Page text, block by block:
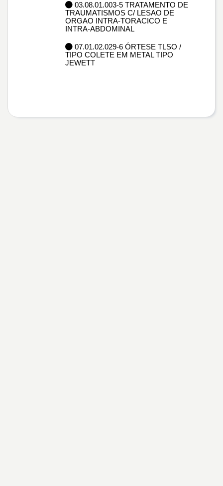
03.08.01.003-5 TRATAMENTO DE
TRAUMATISMOS C/ LESAO DE
ORGAO INTRA-TORACICO E
INTRA-ABDOMINAL
07.01.02.029-6 ÓRTESE TLSO /
TIPO COLETE EM METAL TIPO
JEWETT